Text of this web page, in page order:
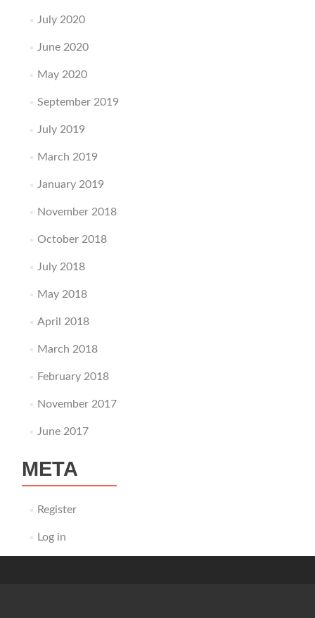
July 2020
June 2020
May 2020
September 2019
July 2019
March 2019
January 2019
November 2018
October 2018
July 2018
May 2018
April 2018
March 2018
February 2018
November 2017
June 2017
META
Register
Log in